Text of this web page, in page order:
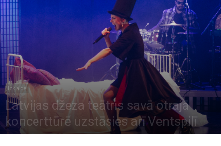
Izklaide
Latvijas džeza teātris savā otrajā
koncerttūrē uzstāsies arī Ventspilī
1645